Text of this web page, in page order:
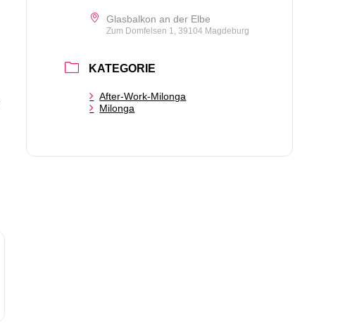
Glasbalkon an der Elbe
Zum Domfelsen 1, 39104 Magdeburg
KATEGORIE
After-Work-Milonga
Milonga